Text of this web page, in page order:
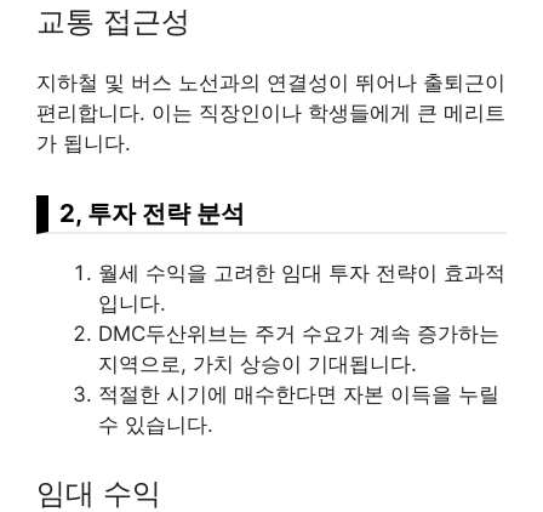
교통 접근성
지하철 및 버스 노선과의 연결성이 뛰어나 출퇴근이
편리합니다. 이는 직장인이나 학생들에게 큰 메리트
가 됩니다.
2, 투자 전략 분석
월세 수익을 고려한 임대 투자 전략이 효과적
입니다.
DMC두산위브는 주거 수요가 계속 증가하는
지역으로, 가치 상승이 기대됩니다.
적절한 시기에 매수한다면 자본 이득을 누릴
수 있습니다.
임대 수익